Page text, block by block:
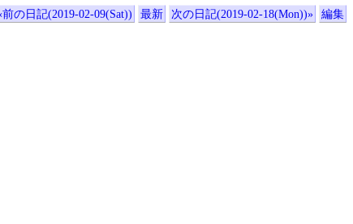
前の日記(2019-02-09(Sat)) 最新 次の日記(2019-02-18(Mon))» 編集